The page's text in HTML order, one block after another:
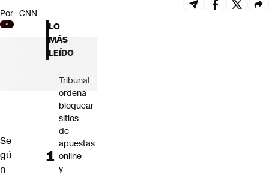
CNN Data
CNN tiempo
Futuro 360
Por CNN
Se
gú
n
LO
MÁS
LEÍDO
Tribunal
ordena
bloquear
sitios
de
apuestas
online
y